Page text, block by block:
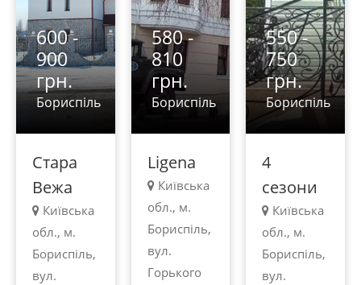
600 -
900
грн.
Бориспіль
Стара
Вежа
Київська
обл., м.
Бориспіль,
вул.
580 -
810
грн.
Бориспіль
Ligena
Київська
обл., м.
Бориспіль,
вул.
Горького
550 -
750
грн.
Бориспіль
4
сезони
Київська
обл., м.
Бориспіль,
вул.